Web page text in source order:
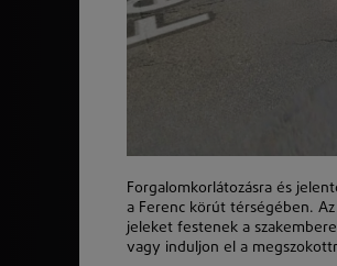
Forgalomkorlátozásra és
a Ferenc körút térségében.
jeleket festenek a
vagy induljon el a